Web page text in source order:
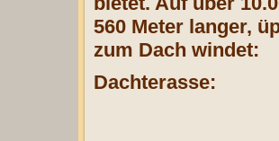
560 Meter langer,
zum Dach windet:
Dachterasse: